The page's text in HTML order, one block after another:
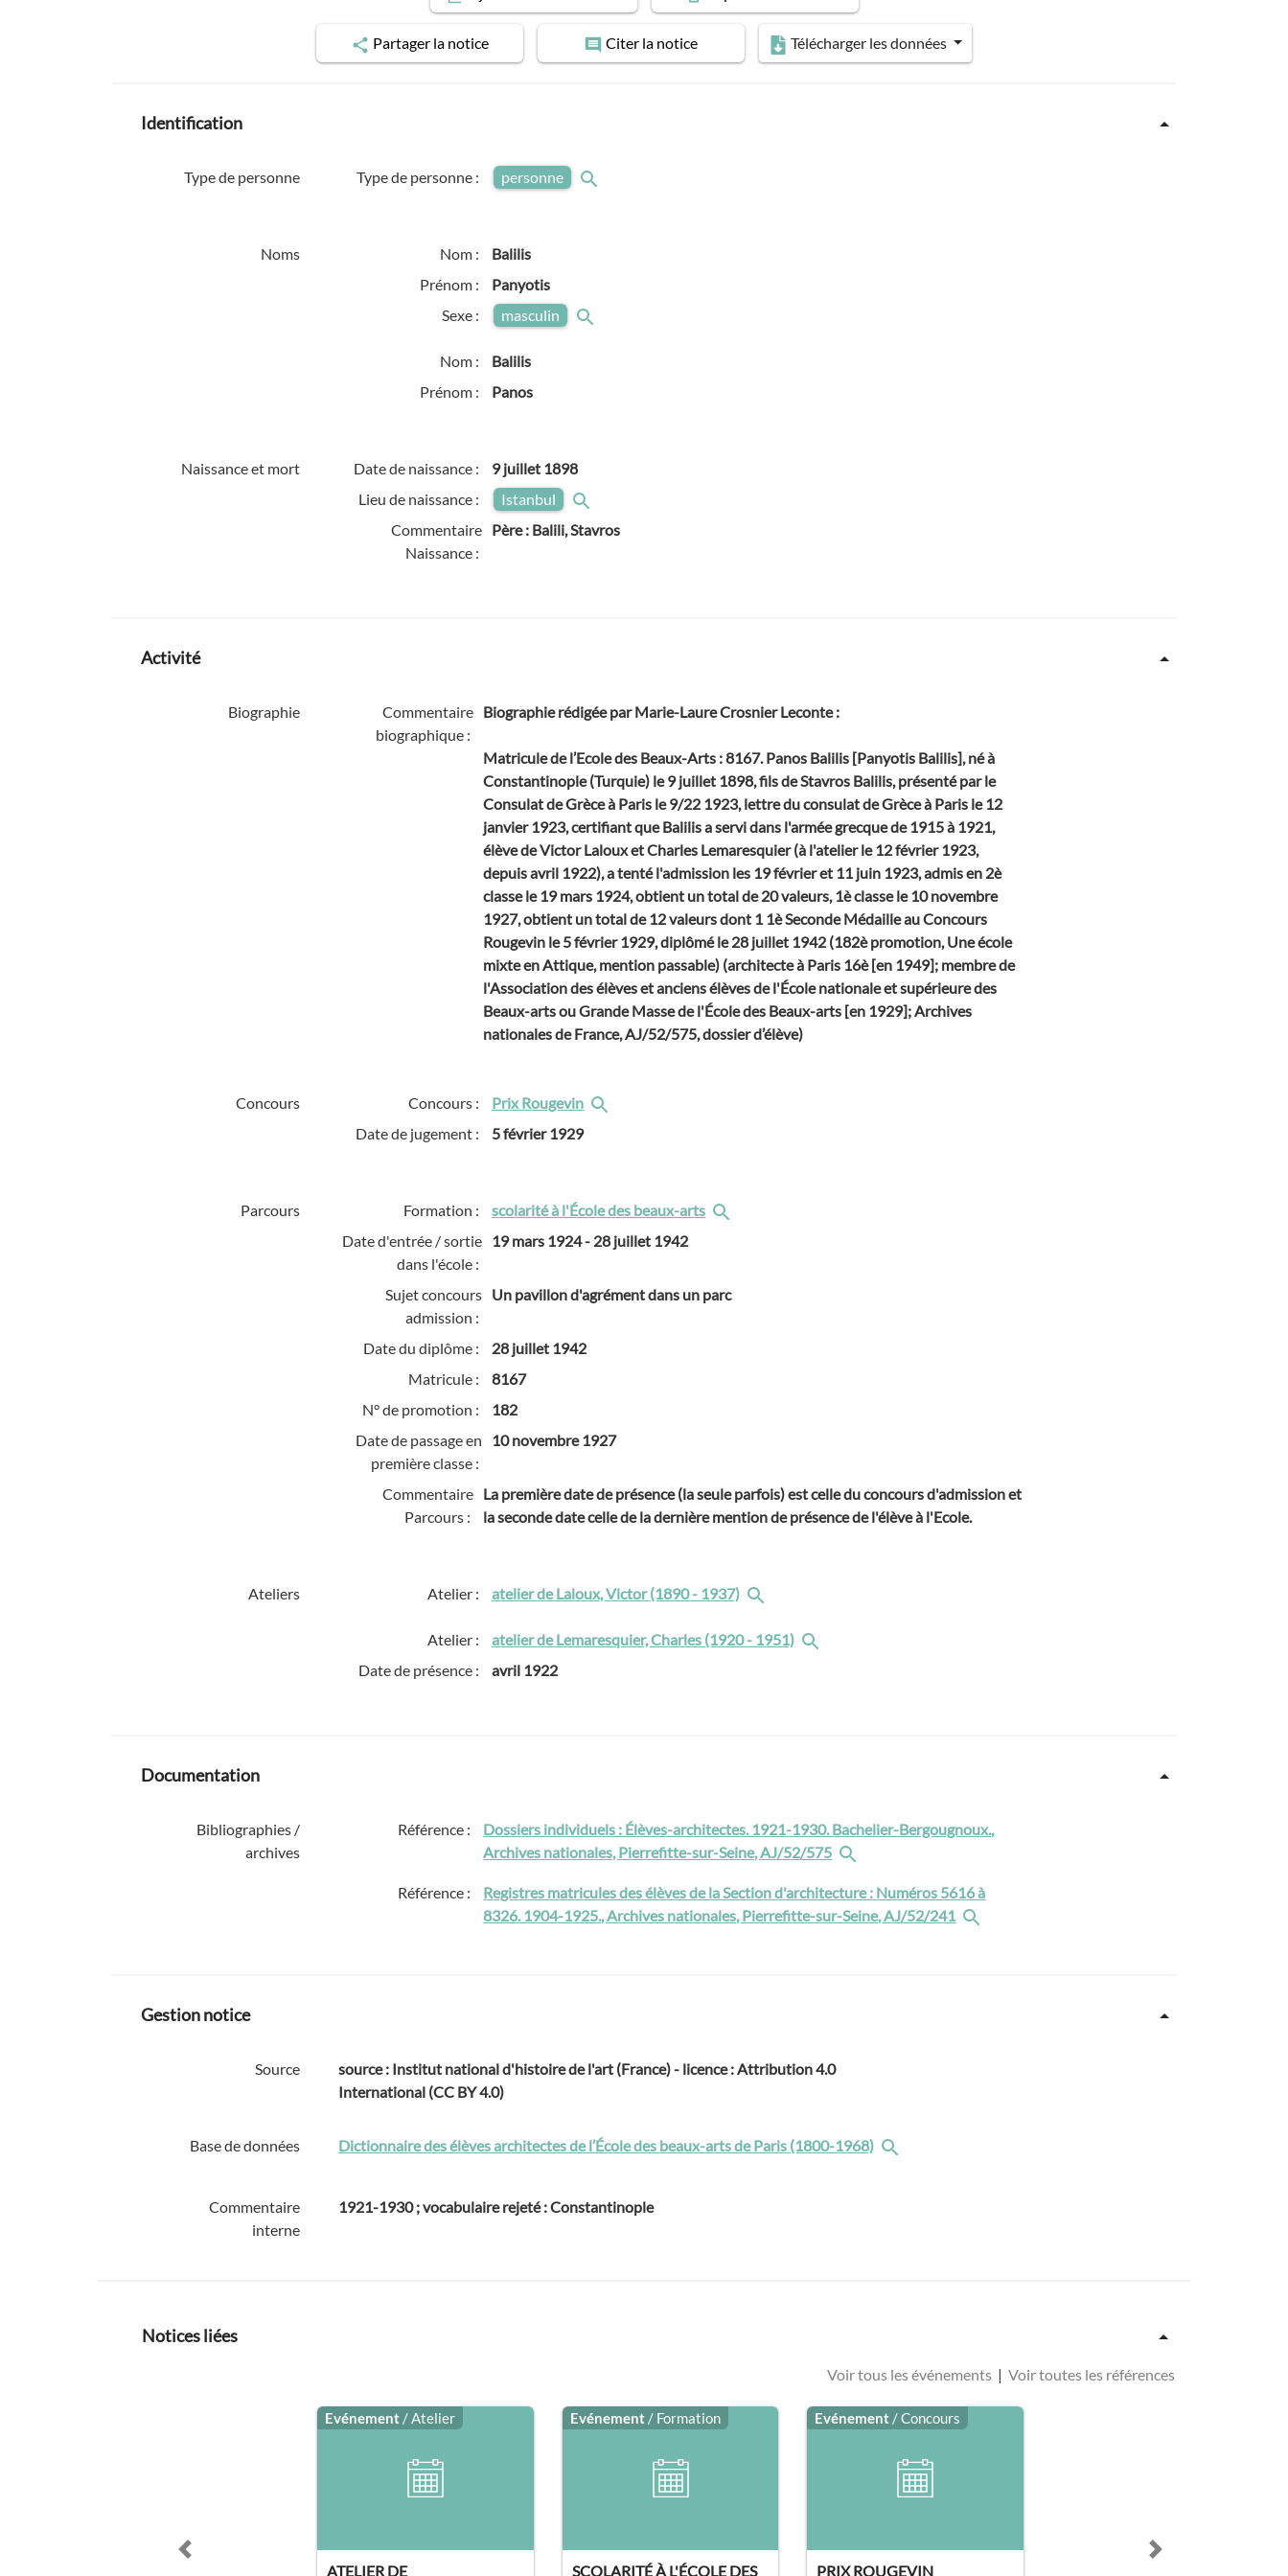
Partagerla notice Citer la notice Télécharger les données
Identification
Type de personne Type de personne : personne
Noms Nom :
Balilis
Prénom :
Panyotis
Sexe :
masculin
Nom :
Balilis
Prénom :
Panos
Naissance et mort Date de naissance :
9 juillet 1898
Lieu de naissance :
Istanbul
Commentaire
Naissance :
Père : Balili, Stavros
Activité
Biographie
Commentaire
biographique :
Biographie rédigée par Marie-Laure Crosnier Leconte:
Matricule de l’Ecole des Beaux-Arts : 8167. Panos Balilis [Panyotis Balilis], né à
Constantinople (Turquie) le 9 juillet 1898, fils de Stavros Balilis, présenté par le
Consulat de Grèce à Paris le 9/22 1923, lettre du consulat de Grèce à Paris le 12
janvier 1923, certifiant que Balilis a servi dans l'armée grecque de 1915 à 1921,
élève de Victor Laloux et Charles Lemaresquier (à l'atelier le 12 février 1923,
depuis avril 1922), a tenté l'admission les 19 février et 11 juin 1923, admis en 2è
classe le 19 mars 1924, obtient un total de 20 valeurs, 1è classe le 10 novembre
1927, obtient un total de 12 valeurs dont 1 1è Seconde Médaille au Concours
Rougevin le 5 février 1929, diplômé le 28 juillet 1942 (182è promotion, Une école
mixte en Attique, mention passable) (architecte à Paris 16è [en 1949]; membre de
l'Association des élèves et anciens élèves de l'École nationale et supérieure des
Beaux-arts ou Grande Masse de l'École des Beaux-arts [en 1929]; Archives
nationales de France, AJ/52/575, dossier d’élève)
Concours Concours :
Prix Rougevin
Date de jugement :
5 février 1929
Parcours Formation :
scolarité à l'École des beaux-arts
Date d'entrée / sortie
dans l'école :
19 mars 1924- 28 juillet 1942
Sujet concours
admission :
Un pavillon d'agrément dans un parc
Date du diplôme :
28 juillet 1942
Matricule :
8167
N° de promotion :
182
Date de passage en
première classe :
10 novembre 1927
Commentaire
Parcours :
La première date de présence (la seule parfois) est celle du concours d'admission et
la seconde date celle de la dernière mention de présence de l'élève à l'Ecole.
Ateliers Atelier : atelier de Laloux, Victor (1890 - 1937)
Atelier :
atelier de Lemaresquier, Charles (1920 - 1951)
Date de présence :
avril 1922
Documentation
Bibliographies /
archives
Référence :
Dossiers individuels : Élèves-architectes. 1921-1930. Bachelier-Bergougnoux.,
Archives nationales, Pierrefitte-sur-Seine, AJ/52/575
Référence :
Registres matricules des élèves de la Section d'architecture : Numéros 5616 à
8326. 1904-1925., Archives nationales, Pierrefitte-sur-Seine, AJ/52/241
Gestion notice
Source
source : Institut national d'histoire de l'art (France) - licence : Attribution 4.0
International (CC BY 4.0)
Base de données Dictionnaire des élèves architectes de l’École des beaux-arts de Paris (1800-1968)
Commentaire
interne
1921-1930 ; vocabulaire rejeté : Constantinople
Notices liées
Voir tous les événements | Voir toutes les références
Evénement / Atelier
ATELIER DE
Evénement / Formation
SCOLARITÉ À L'ÉCOLE DES
Evénement / Concours
PRIX ROUGEVIN
Previous slide Next slide